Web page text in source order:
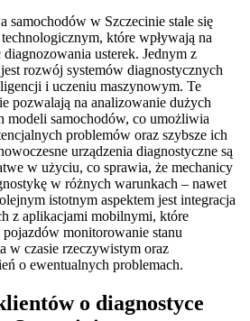
samochodów w Szczecinie stale się
które wpływają na
usterek. Jednym z
rozwój systemów diagnostycznych
i uczeniu maszynowym. Te
pozwalają na analizowanie dużych
modeli samochodów, co umożliwia
problemów oraz szybsze ich
urządzenia diagnostyczne są
w użyciu, co sprawia, że mechanicy
w różnych warunkach – nawet
istotnym aspektem jest integracja
z aplikacjami mobilnymi, które
monitorowanie stanu
w czasie rzeczywistym oraz
o ewentualnych problemach.
o diagnostyce